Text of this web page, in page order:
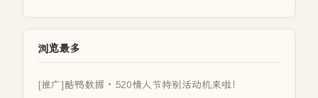
浏览最多
[推广]酷鸭数据 · 520情人节特别活动机来啦！